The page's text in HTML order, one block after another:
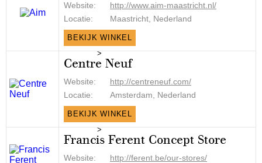
Website:
http://www.aim-maastricht.nl/
Locatie:
Maastricht, Nederland
BEKIJK WINKEL
>
Centre Neuf
Website:
http://centreneuf.com/
Locatie:
Amsterdam, Nederland
BEKIJK WINKEL
>
Francis Ferent Concept Store
Website:
http://ferent.be/our-stores/